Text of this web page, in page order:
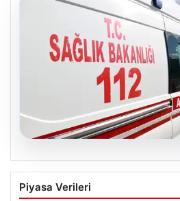
05.08.2026
Diyarbakır’da Silahlı
Yaralı
Piyasa Verileri